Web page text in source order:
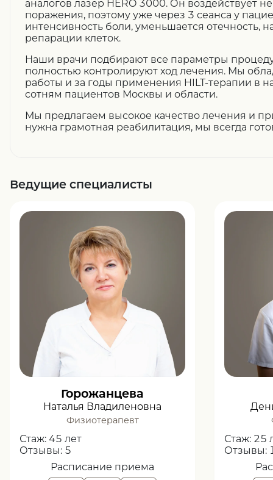
аналогов лазер HERO 3000. Он воздействует
поражения, поэтому уже через 3 сеанса у
интенсивность боли, уменьшается отечность,
репарации клеток.
Наши врачи подбирают все параметры
полностью контролируют ход лечения. Мы
работы и за годы применения HILT-терапии в
сотням пациентов Москвы и области.
Мы предлагаем высокое качество лечения и
нужна грамотная реабилитация, мы всегда
Ведущие специалисты
Горожанцева
Наталья Владиленовна
Физиотерапевт
Стаж: 45 лет
Отзывы: 5
Расписание приема
Стаж: 25
Отзывы: